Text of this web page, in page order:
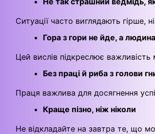
Ситуації часто виглядають гірше,
Гора з гори не йде, а
Цей вислів підкреслює важливість
Без праці й риба з голови
Праця важлива для досягнення
Краще пізно, ніж ніколи
Не відкладайте на завтра те, що